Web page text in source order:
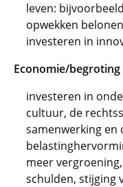
leven:
opwekken
investeren in
Economie/begroting
investeren in
cultuur, de
samenwerking en
meer
schulden, stijging